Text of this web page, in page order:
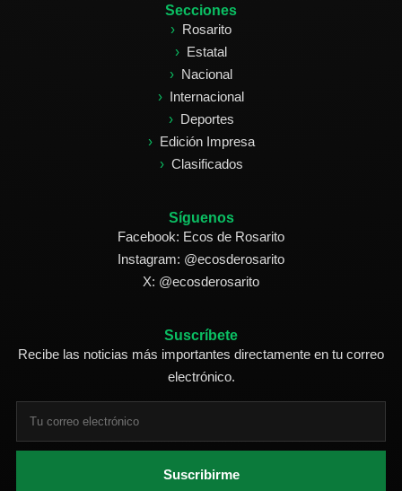
Secciones
Rosarito
Estatal
Nacional
Internacional
Deportes
Edición Impresa
Clasificados
Síguenos
Facebook: Ecos de Rosarito
Instagram: @ecosderosarito
X: @ecosderosarito
Suscríbete
Recibe las noticias más importantes directamente en tu correo
electrónico.
Suscribirme